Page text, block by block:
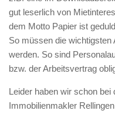
gut leserlich von
dem Motto Papier ist
So müssen die wichtigsten
werden. So sind
bzw. der Arbeitsvertrag
Leider haben wir schon
Immobilienmakler